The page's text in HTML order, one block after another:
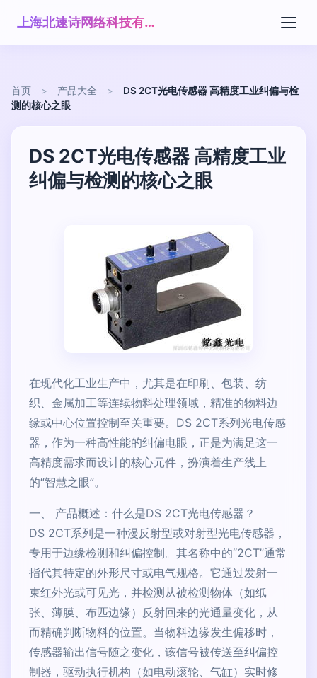
上海北速诗网络科技有限公司
首页 > 产品大全 >
DS 2CT光电传感器 高精度工业纠偏与检
测的核心之眼
DS 2CT光电传感器 高精度工业
纠偏与检测的核心之眼
在现代化工业生产中，尤其是在印刷、包装、纺
织、金属加工等连续物料处理领域，精准的物料边
缘或中心位置控制至关重要。DS 2CT系列光电传感
器，作为一种高性能的纠偏电眼，正是为满足这一
高精度需求而设计的核心元件，扮演着生产线上
的“智慧之眼”。
一、 产品概述：什么是DS 2CT光电传感器？
DS 2CT系列是一种漫反射型或对射型光电传感器，
专用于边缘检测和纠偏控制。其名称中的“2CT”通常
指代其特定的外形尺寸或电气规格。它通过发射一
束红外光或可见光，并检测从被检测物体（如纸
张、薄膜、布匹边缘）反射回来的光通量变化，从
而精确判断物料的位置。当物料边缘发生偏移时，
传感器输出信号随之变化，该信号被传送至纠偏控
制器，驱动执行机构（如电动滚轮、气缸）实时修